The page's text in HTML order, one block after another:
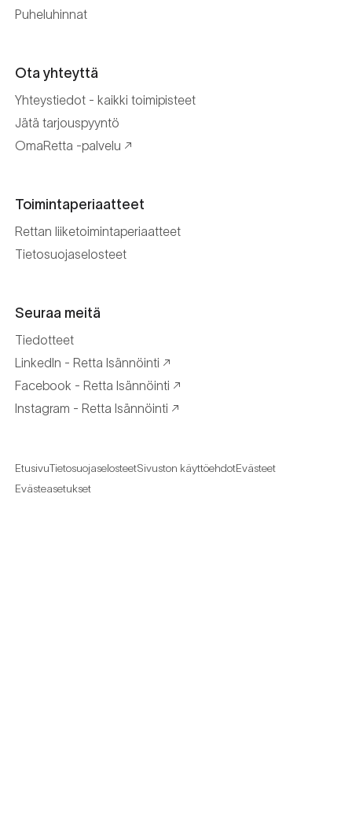
Puheluhinnat
Ota yhteyttä
Yhteystiedot - kaikki toimipisteet
Jätä tarjouspyyntö
OmaRetta -palvelu
Toimintaperiaatteet
Rettan liiketoimintaperiaatteet
Tietosuojaselosteet
Seuraa meitä
Tiedotteet
LinkedIn - Retta Isännöinti
Facebook - Retta Isännöinti
Instagram - Retta Isännöinti
EtusivuTietosuojaselosteetSivuston käyttöehdotEvästeet
Evästeasetukset